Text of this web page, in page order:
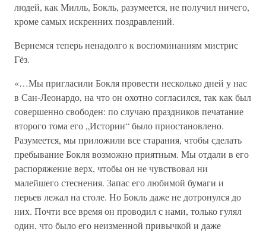
людей, как Милль, Бокль, разумеется, не получил ничего,
кроме самых искренних поздравлений.
Вернемся теперь ненадолго к воспоминаниям мистрис
Гёз.
«…Мы пригласили Бокля провести несколько дней у нас
в Сан-Леонардо, на что он охотно согласился, так как был
совершенно свободен: по случаю праздников печатание
второго тома его „Истории“ было приостановлено.
Разумеется, мы приложили все старания, чтобы сделать
пребывание Бокля возможно приятным. Мы отдали в его
распоряжение верх, чтобы он не чувствовал ни
малейшего стеснения. Запас его любимой бумаги и
перьев лежал на столе. Но Бокль даже не дотронулся до
них. Почти все время он проводил с нами, только гулял
один, что было его неизменной привычкой и даже